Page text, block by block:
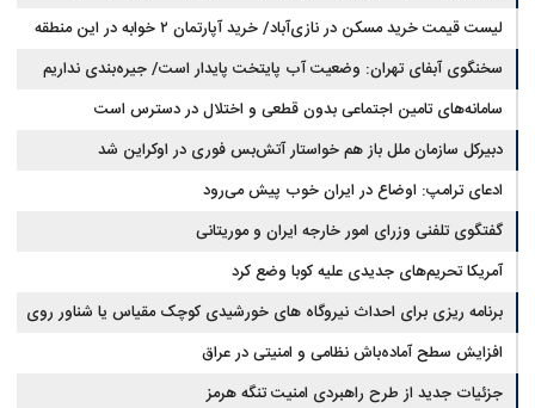
مجلس: بیانیه‌ای شامل تصحیح مسیر تردد دریایی در تنگه، در آستانه نهایی شدن
است
لیست قیمت خرید مسکن در نازی‌آباد/ خرید آپارتمان ۲ خوابه در این منطقه
چقدر سرمایه نیاز دارد؟ + جدول مردادماه ۱۴۰۵
سخنگوی آبفای تهران: وضعیت آب پایتخت پایدار است/ جیره‌بندی نداریم
سامانه‌های تامین اجتماعی بدون قطعی و اختلال در دسترس است
دبیرکل سازمان ملل باز هم خواستار آتش‌بس فوری در اوکراین شد
ادعای ترامپ: اوضاع در ایران خوب پیش می‌رود
گفتگوی تلفنی وزرای امور خارجه ایران و موریتانی
آمریکا تحریم‌های جدیدی علیه کوبا وضع کرد
برنامه ریزی برای احداث نیروگاه های خورشیدی کوچک مقیاس یا شناور روی
آب در مازندران
افزایش سطح آماده‌باش نظامی و امنیتی در عراق
جزئیات جدید از طرح راهبردی امنیت تنگه هرمز